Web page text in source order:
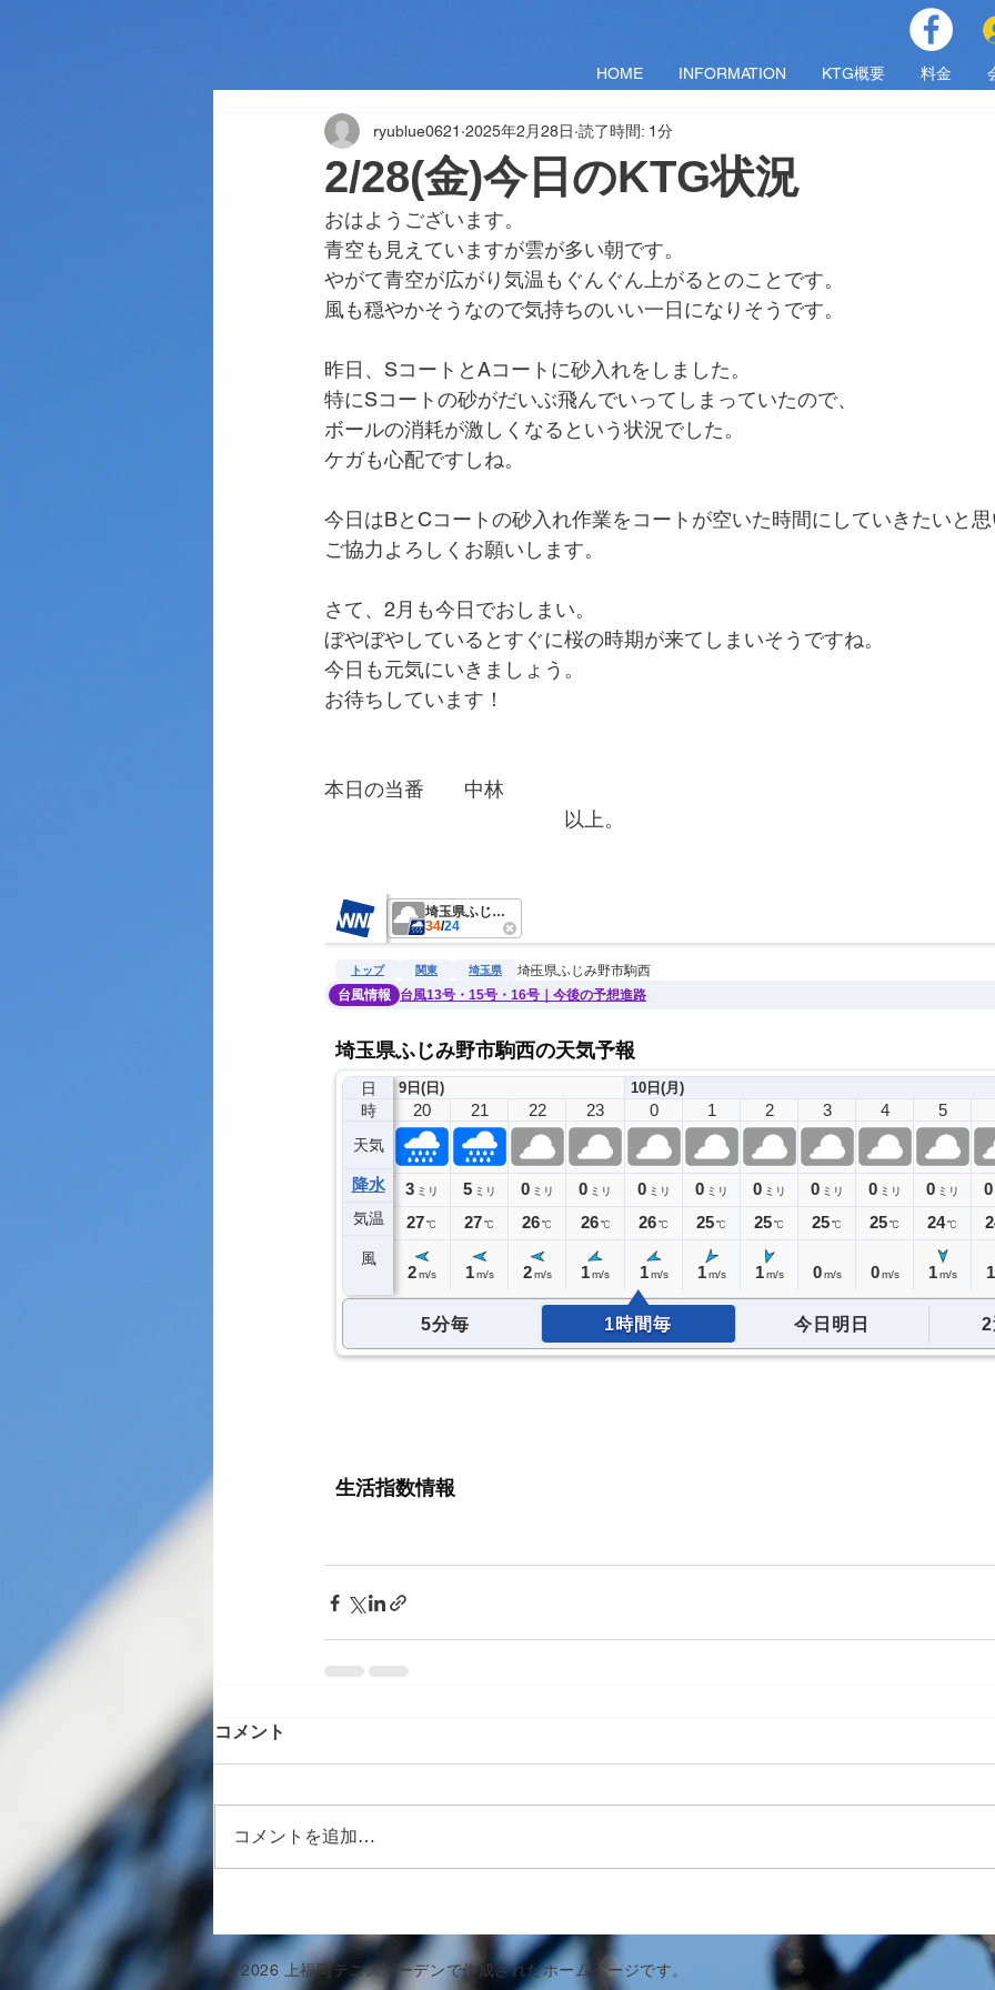
HOME INFORMATION KTG概要 料金
2/28(金)今日のKTG状況
ryublue0621 2025年2月28日 読了時間: 1分
おはようございます。
青空も見えていますが雲が多い朝です。
やがて青空が広がり気温もぐんぐん上がるとのことです。
風も穏やかそうなので気持ちのいい一日になりそうです。
昨日、SコートとAコートに砂入れをしました。
特にSコートの砂がだいぶ飛んでいってしまっていたので、
ボールの消耗が激しくなるという状況でした。
ケガも心配ですしね。
今日はBとCコートの砂入れ作業をコートが空いた時間にしていきたいと
ご協力よろしくお願いします。
さて、2月も今日でおしまい。
ぼやぼやしているとすぐに桜の時期が来てしまいそうですね。
今日も元気にいきましょう。
お待ちしています！
本日の当番　　中林
以上。
コメント
コメントを追加…
© 2026 上福岡テニスガーデンで作成されたホームページです。